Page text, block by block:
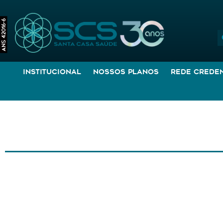
ANS 42016-6
Institucional Nossos Planos Rede